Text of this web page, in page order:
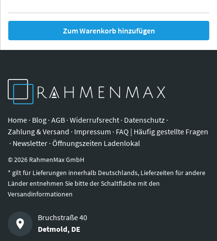
Zum Warenkorb hinzufügen
Home · Blog · AGB · Widerrufsrecht · Datenschutz ·
Zahlung & Versand · Impressum · FAQ | Häufig gestellte Fragen
· Newsletter · Öffnungszeiten Ladenlokal
©2026 RahmenMax GmbH
* gilt für Lieferungen innerhalb Deutschlands, Lieferzeiten für andere
Länder entnehmen Sie bitte der Schaltfläche mit den
Versandinformationen
Bruchstraße 40
Detmold, DE